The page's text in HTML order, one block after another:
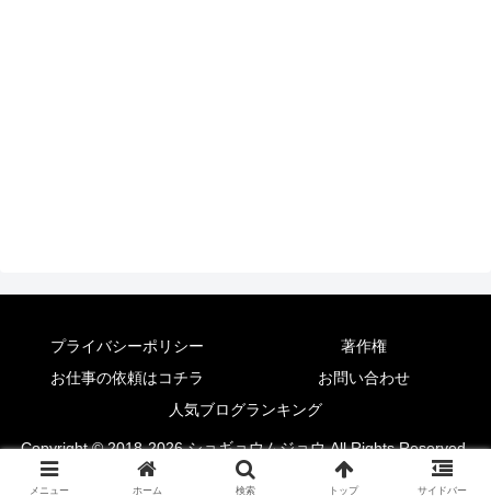
プライバシーポリシー
著作権
お仕事の依頼はコチラ
お問い合わせ
人気ブログランキング
Copyright © 2018-2026 ショギョウムジョウ All Rights Reserved.
メニュー ホーム 検索 トップ サイドバー